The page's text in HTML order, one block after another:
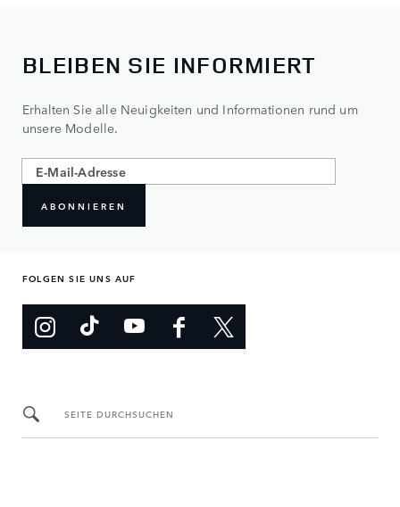
BLEIBEN SIE INFORMIERT
Erhalten Sie alle Neuigkeiten und Informationen rund um
unsere Modelle.
ABONNIEREN
FOLGEN SIE UNS AUF
SEITE DURCHSUCHEN